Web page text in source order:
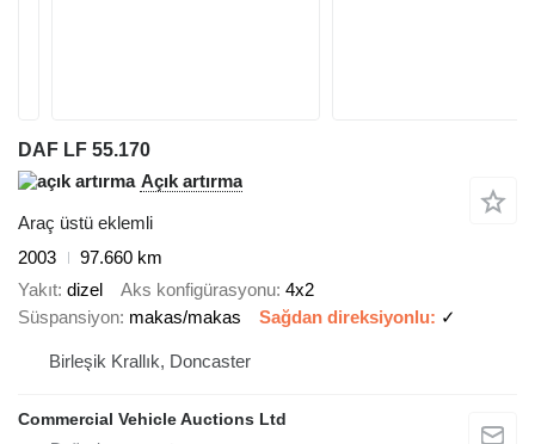
DAF LF 55.170
Açık artırma
Araç üstü eklemli
2003
97.660 km
Yakıt dizel Aks konfigürasyonu 4x2
Süspansiyon makas/makas Sağdan direksiyonlu ✓
Birleşik Krallık, Doncaster
Commercial Vehicle Auctions Ltd